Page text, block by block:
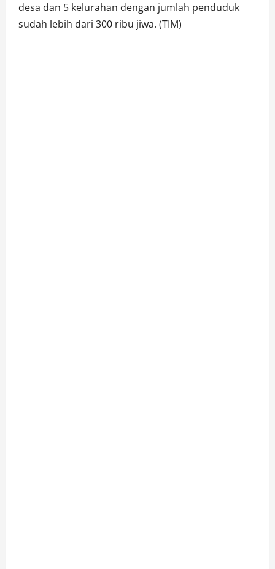
desa dan 5 kelurahan dengan jumlah penduduk
sudah lebih dari 300 ribu jiwa. (TIM)